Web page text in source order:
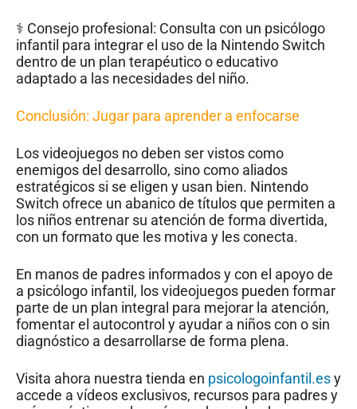
‍⚕️ Consejo profesional: Consulta con un psicólogo
infantil para integrar el uso de la Nintendo Switch
dentro de un plan terapéutico o educativo
adaptado a las necesidades del niño.
Conclusión: Jugar para aprender a enfocarse
Los videojuegos no deben ser vistos como
enemigos del desarrollo, sino como aliados
estratégicos si se eligen y usan bien. Nintendo
Switch ofrece un abanico de títulos que permiten a
los niños entrenar su atención de forma divertida,
con un formato que les motiva y les conecta.
En manos de padres informados y con el apoyo de
a psicólogo infantil, los videojuegos pueden formar
parte de un plan integral para mejorar la atención,
fomentar el autocontrol y ayudar a niños con o sin
diagnóstico a desarrollarse de forma plena.
Visita ahora nuestra tienda en psicologoinfantil.esy
accede a vídeos exclusivos, recursos para padres y